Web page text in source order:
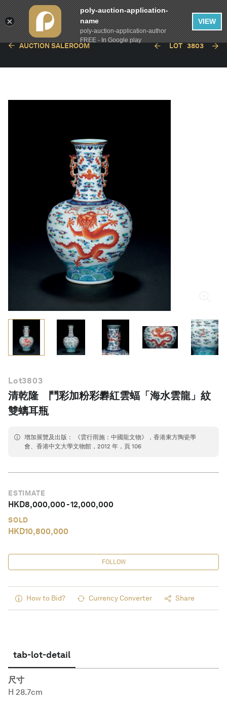
AUCTION SALEROOM LOT 3803
Lot3803
清乾隆 鬥彩加粉彩礬紅雲蝠「海水雲龍」紋
雙螭耳瓶
增加展覽及出版： 《雲行雨施：中國龍文物》，香港東方陶瓷學
會、香港中文大學文物館，2012 年，頁 106
ESTIMATE
HKD8,000,000-12,000,000
SOLD
HKD10,800,000
FOLLOW
How to Bid? Currency Converter Share
tab-lot-detail
尺寸
H 28.7cm
poly-auction-application-
name
poly-auction-application-author
FREE - In Google play
VIEW